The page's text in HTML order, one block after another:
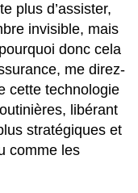
plus d’assister,
invisible, mais
donc cela
me direz-
cette technologie
libérant
stratégiques et
comme les